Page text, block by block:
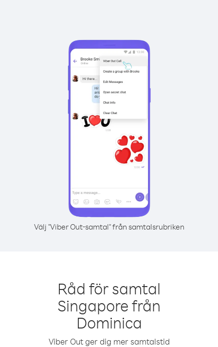
Välj "Viber Out-samtal" från samtalsrubriken
Råd för samtal
Singapore från
Dominica
Viber Out ger dig mer samtalstid